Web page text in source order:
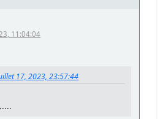
11:04:04
17, 2023, 23:57:44